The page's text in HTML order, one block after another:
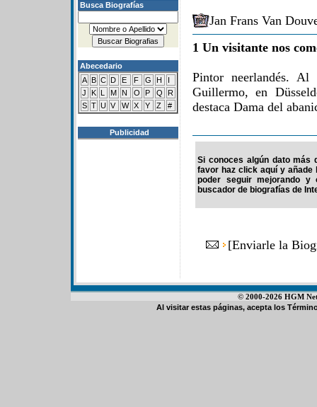
Busca Biografías
Abecedario
A B C D E F G H
I
J
K L M N O P Q
R
S T U V W X Y Z #
Publicidad
Jan Frans Van
1 Un visitante nos
Pintor neerlandés.
Guillermo, en
destaca Dama del
Si conoces algún dato más
favor haz click aquí y
poder seguir mejorando y
buscador de biografías de
[Enviarle la
© 2000-2026 HGM
Al visitar estas páginas, acepta los